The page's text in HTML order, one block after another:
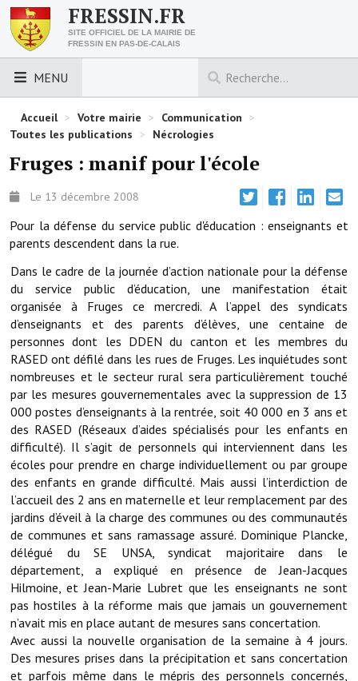
FRESSIN.FR
SITE OFFICIEL DE LA MAIRIE DE
FRESSIN EN PAS-DE-CALAIS
MENU
LES ESSENTIELS
Découvrez Fressin
Urbanisme
Nous contacter
Horaires de la mairie
Les foulées fressinoises
ACCÈS RAPIDE
Démarches administratives
Projets et travaux en cours
Fêtes et manifestations
Numéros d'urgence
Terrains et maisons à vendre
VOTRE MAIRIE
Elus et agents
L'équipe municipale
Le personnel municipal
Accueil > Votre mairie > Communication >
Toutes les publications > Nécrologies
Fruges : manif pour l'école
Le 13 décembre 2008
Pour la défense du service public d'éducation : enseignants et
parents descendent dans la rue.
Dans le cadre de la journée d’action nationale pour la défense
du service public d’éducation, une manifestation était
organisée à Fruges ce mercredi. A l’appel des syndicats
d’enseignants et des parents d’élèves, une centaine de
personnes dont les DDEN du canton et les membres du
RASED ont défilé dans les rues de Fruges. Les inquiétudes sont
nombreuses et le secteur rural sera particulièrement touché
par les mesures gouvernementales avec la suppression de 13
000 postes d’enseignants à la rentrée, soit 40 000 en 3 ans et
des RASED (Réseaux d’aides spécialisés pour les enfants en
difficulté). Il s’agit de personnels qui interviennent dans les
écoles pour prendre en charge individuellement ou par groupe
des enfants en grande difficulté. Mais aussi l’interdiction de
l’accueil des 2 ans en maternelle et leur remplacement par des
jardins d’éveil à la charge des communes ou des communautés
de communes et sans ramassage assuré. Dominique Plancke,
délégué du SE UNSA, syndicat majoritaire dans le
département, a expliqué en présence de Jean-Jacques
Hilmoine, et Jean-Marie Lubret que les enseignants ne sont
pas hostiles à la réforme mais que jamais un gouvernement
n’avait mis en place autant de mesures sans concertation.
Avec aussi la nouvelle organisation de la semaine à 4 jours.
Des mesures prises dans la précipitation et sans concertation
et parfois même dans le mépris des personnels concernés,